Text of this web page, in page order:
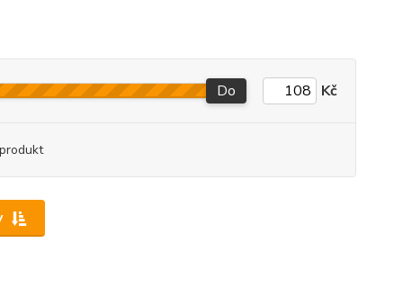
Do Kč